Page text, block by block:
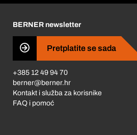
Business Conduct
BERNER newsletter
Pretplatite se sada
+385 12 49 94 70
berner@berner.hr
Kontakt i služba za korisnike
FAQ i pomoć